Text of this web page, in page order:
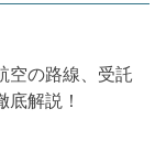
空の路線、受託
解説！